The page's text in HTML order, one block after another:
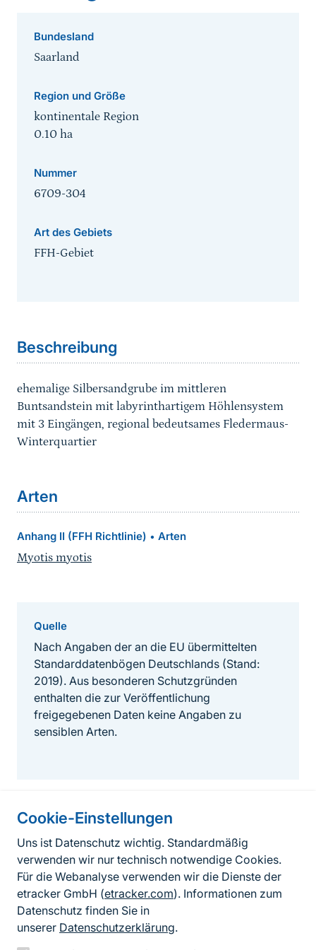
Cookie-Einstellungen
Uns ist Datenschutz wichtig. Standardmäßig
verwenden wir nur technisch notwendige Cookies.
Für die Webanalyse verwenden wir die Dienste der
etracker GmbH (etracker.com). Informationen zum
Datenschutz finden Sie in
unserer Datenschutzerklärung.
Bundesland
Saarland
Region und Größe
kontinentale Region
0.10 ha
Nummer
6709-304
Art des Gebiets
FFH-Gebiet
Beschreibung
ehemalige Silbersandgrube im mittleren
Buntsandstein mit labyrinthartigem Höhlensystem
mit 3 Eingängen, regional bedeutsames Fledermaus-
Winterquartier
Arten
Anhang II (FFH Richtlinie) • Arten
Myotis myotis
Quelle
Nach Angaben der an die EU übermittelten
Standarddatenbögen Deutschlands (Stand:
2019). Aus besonderen Schutzgründen
enthalten die zur Veröffentlichung
freigegebenen Daten keine Angaben zu
sensiblen Arten.
Informationen zur Seite
FußzeileKontakt zum BfN
Kontaktformular
Erklärung zur Barrierefreiheit